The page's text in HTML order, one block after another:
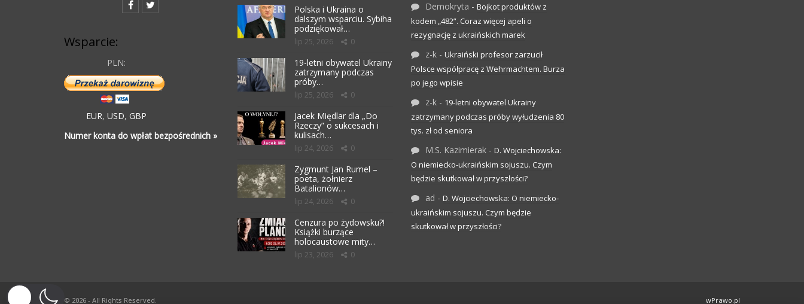
Wsparcie:
PLN:
EUR, USD, GBP
Numer konta do wpłat bezpośrednich »
Polska i Ukraina o
dalszym wsparciu. Sybiha
podziękował…
lip 25, 2026 0
19-letni obywatel Ukrainy
zatrzymany podczas
próby…
lip 25, 2026 0
Jacek Międlar dla „Do
Rzeczy” o sukcesach i
kulisach…
lip 24, 2026 0
Zygmunt Jan Rumel –
poeta, żołnierz
Batalionów…
lip 24, 2026 0
Cenzura po żydowsku?!
Książki burzące
holocaustowe mity…
lip 23, 2026 0
Demokryta - Bojkot produktów z
kodem „482”. Coraz więcej apeli o
rezygnację z ukraińskich marek
z-k - Ukraiński profesor zarzucił
Polsce współpracę z Wehrmachtem. Burza
po jego wpisie
z-k - 19-letni obywatel Ukrainy
zatrzymany podczas próby wyłudzenia 80
tys. zł od seniora
M.S. Kazimierak - D. Wojciechowska:
O niemiecko-ukraińskim sojuszu. Czym
będzie skutkował w przyszłości?
ad - D. Wojciechowska: O niemiecko-
ukraińskim sojuszu. Czym będzie
skutkował w przyszłości?
© 2026 - All Rights Reserved. wPrawo.pl